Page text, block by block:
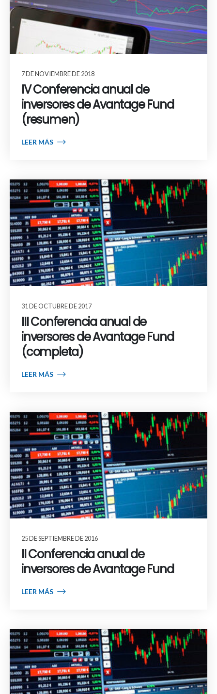
7 DE NOVIEMBRE DE 2018
IV Conferencia anual de
inversores de Avantage Fund
(resumen)
LEER MÁS
31 DE OCTUBRE DE 2017
III Conferencia anual de
inversores de Avantage Fund
(completa)
LEER MÁS
25 DE SEPTIEMBRE DE 2016
II Conferencia anual de
inversores de Avantage Fund
LEER MÁS